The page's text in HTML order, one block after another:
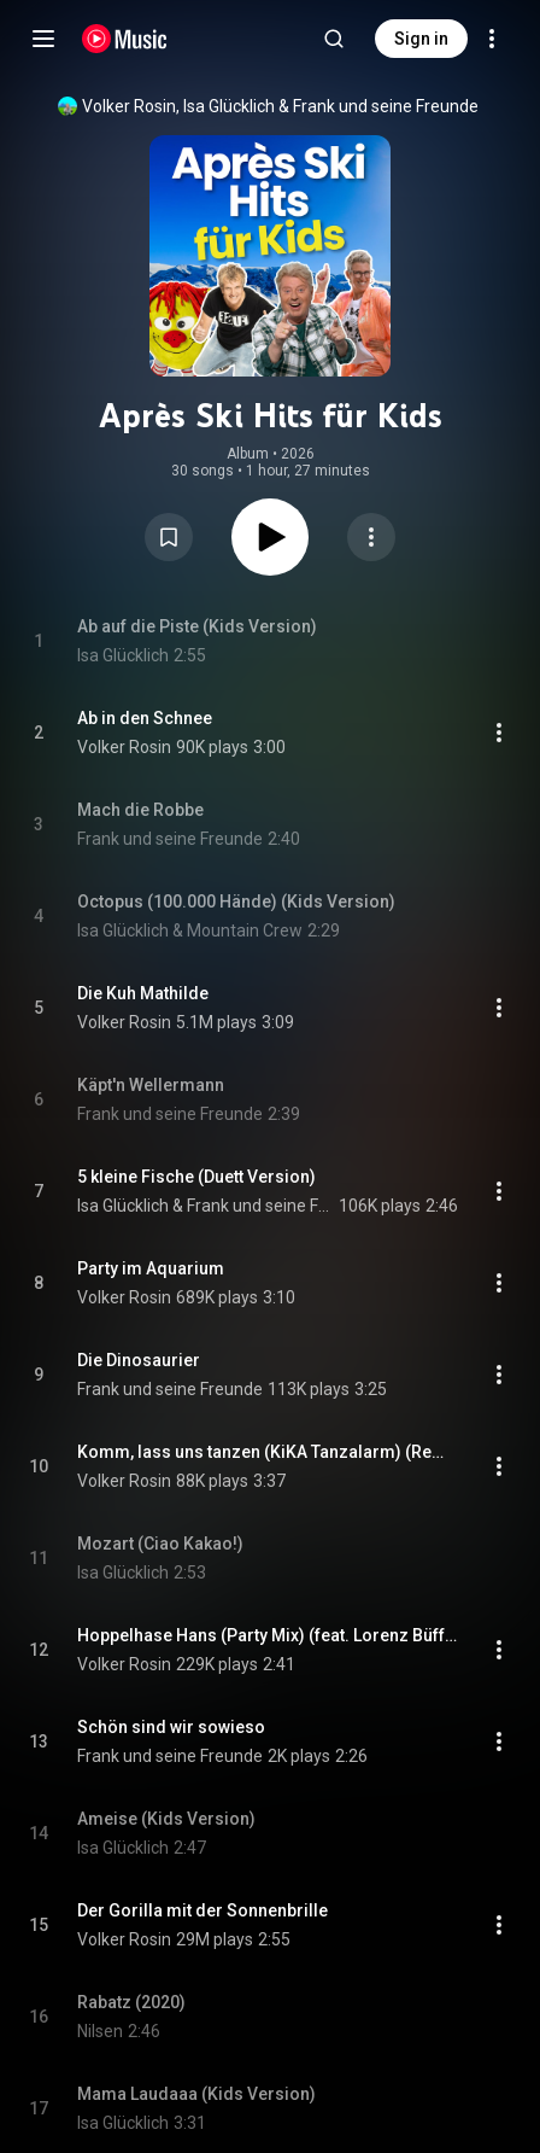
Sign in
Volker Rosin, Isa Glücklich & Frank und seine Freunde
Après Ski Hits für Kids
Album • 2026
30 songs • 1 hour, 27 minutes
1
Ab auf die Piste (Kids Version)
Isa Glücklich 2:55
2
Ab in den Schnee
Volker Rosin 90K plays 3:00
3
Mach die Robbe
Frank und seine Freunde 2:40
4
Octopus (100.000 Hände) (Kids Version)
Isa Glücklich & Mountain Crew 2:29
5
Die Kuh Mathilde
Volker Rosin 5.1M plays 3:09
6
Käpt'n Wellermann
Frank und seine Freunde 2:39
7
5 kleine Fische (Duett Version)
106K plays 2:46
8
Party im Aquarium
Volker Rosin 689K plays 3:10
9
Die Dinosaurier
Frank und seine Freunde 113K plays 3:25
10
Komm, lass uns tanzen (KiKA Tanzalarm) (Remix)
Volker Rosin 88K plays 3:37
11
Mozart (Ciao Kakao!)
Isa Glücklich 2:53
12
Hoppelhase Hans (Party Mix) (feat. Lorenz Büffel)
Volker Rosin 229K plays 2:41
13
Schön sind wir sowieso
Frank und seine Freunde 2K plays 2:26
14
Ameise (Kids Version)
Isa Glücklich 2:47
15
Der Gorilla mit der Sonnenbrille
Volker Rosin 29M plays 2:55
16
Rabatz (2020)
Nilsen 2:46
17
Mama Laudaaa (Kids Version)
Isa Glücklich 3:31